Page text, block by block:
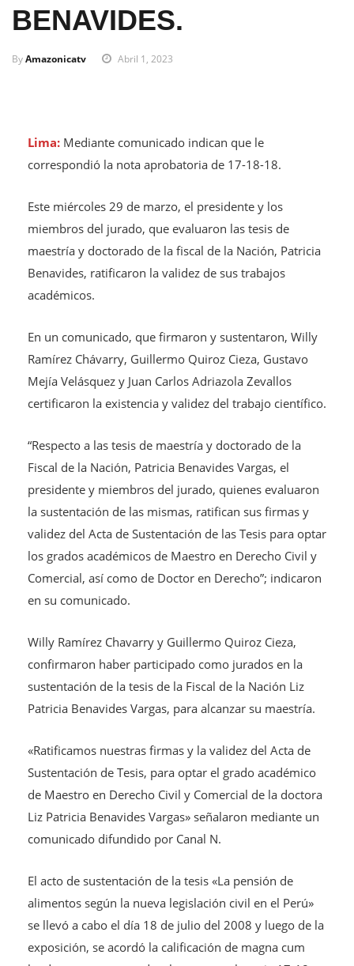
BENAVIDES.
ByAmazonicatv Abril 1, 2023
Lima: Mediante comunicado indican que le
correspondió la nota aprobatoria de 17-18-18.
Este miércoles 29 de marzo, el presidente y los
miembros del jurado, que evaluaron las tesis de
maestría y doctorado de la fiscal de la Nación, Patricia
Benavides, ratificaron la validez de sus trabajos
académicos.
En un comunicado, que firmaron y sustentaron, Willy
Ramírez Chávarry, Guillermo Quiroz Cieza, Gustavo
Mejía Velásquez y Juan Carlos Adriazola Zevallos
certificaron la existencia y validez del trabajo científico.
“Respecto a las tesis de maestría y doctorado de la
Fiscal de la Nación, Patricia Benavides Vargas, el
presidente y miembros del jurado, quienes evaluaron
la sustentación de las mismas, ratifican sus firmas y
validez del Acta de Sustentación de las Tesis para optar
los grados académicos de Maestro en Derecho Civil y
Comercial, así como de Doctor en Derecho”; indicaron
en su comunicado.
Willy Ramírez Chavarry y Guillermo Quiroz Cieza,
confirmaron haber participado como jurados en la
sustentación de la tesis de la Fiscal de la Nación Liz
Patricia Benavides Vargas, para alcanzar su maestría.
«Ratificamos nuestras firmas y la validez del Acta de
Sustentación de Tesis, para optar el grado académico
de Maestro en Derecho Civil y Comercial de la doctora
Liz Patricia Benavides Vargas» señalaron mediante un
comunicado difundido por Canal N.
El acto de sustentación de la tesis «La pensión de
alimentos según la nueva legislación civil en el Perú»
se llevó a cabo el día 18 de julio del 2008 y luego de la
exposición, se acordó la calificación de magna cum